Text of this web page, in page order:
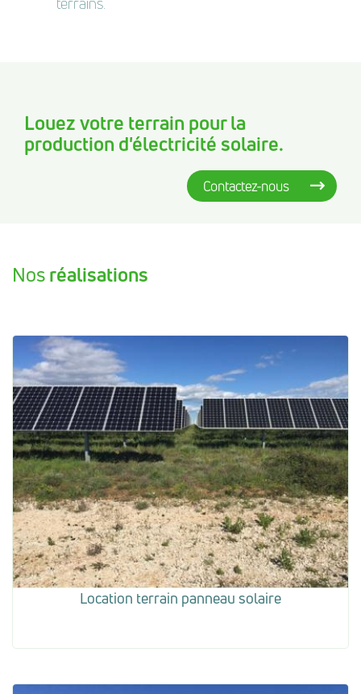
Louez votre terrain pour la
production d'électricité solaire.
Contactez-nous
Nosréalisations
Location terrain panneau solaire